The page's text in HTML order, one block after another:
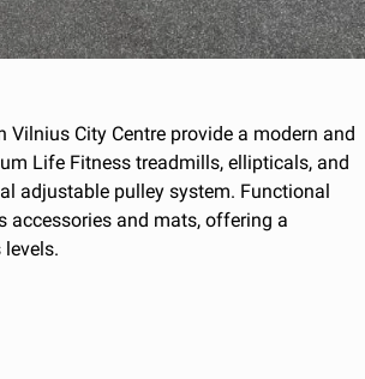
City Centre provide a modern and
Life Fitness treadmills, ellipticals, and
adjustable pulley system. Functional
accessories and mats, offering a